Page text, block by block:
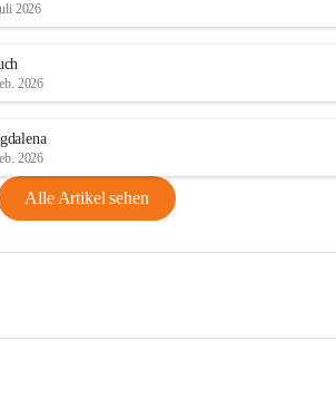
2026
2026
2026
Alle Artikel sehen